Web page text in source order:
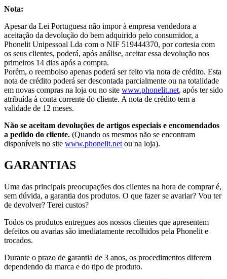
Nota:
Apesar da Lei Portuguesa não impor à empresa vendedora a
aceitação da devolução do bem adquirido pelo consumidor, a
Phonelit Unipessoal Lda com o NIF 519444370, por cortesia com
os seus clientes, poderá, após análise, aceitar essa devolução nos
primeiros 14 dias após a compra.
Porém, o reembolso apenas poderá ser feito via nota de crédito. Esta
nota de crédito poderá ser descontada parcialmente ou na totalidade
em novas compras na loja ou no site www.phonelit.net, após ter sido
atribuída à conta corrente do cliente. A nota de crédito tem a
validade de 12 meses.
Não se aceitam devoluções de artigos especiais e encomendados
a pedido do cliente. (Quando os mesmos não se encontram
disponíveis no site www.phonelit.net ou na loja).
GARANTIAS
Uma das principais preocupações dos clientes na hora de comprar é,
sem dúvida, a garantia dos produtos. O que fazer se avariar? Vou ter
de devolver? Terei custos?
Todos os produtos entregues aos nossos clientes que apresentem
defeitos ou avarias são imediatamente recolhidos pela Phonelit e
trocados.
Durante o prazo de garantia de 3 anos, os procedimentos diferem
dependendo da marca e do tipo de produto.